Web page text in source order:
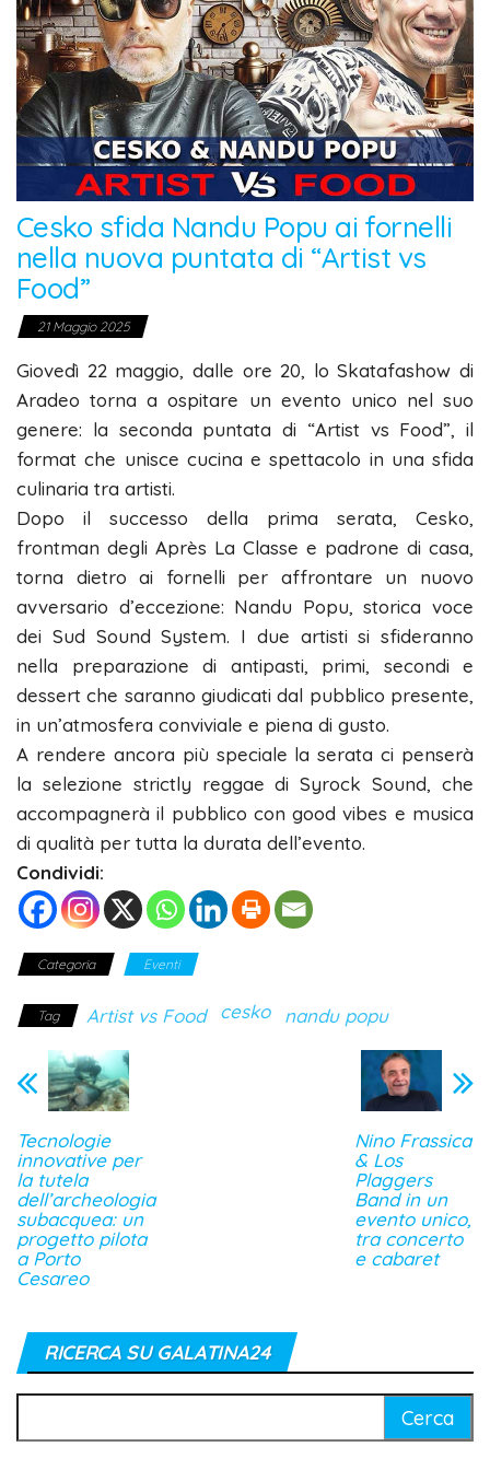
Cesko sfida Nandu Popu ai fornelli
nella nuova puntata di “Artist vs
Food”
21 Maggio 2025
Giovedì 22 maggio, dalle ore 20, lo Skatafashow di
Aradeo torna a ospitare un evento unico nel suo
genere: la seconda puntata di “Artist vs Food”, il
format che unisce cucina e spettacolo in una sfida
culinaria tra artisti.
Dopo il successo della prima serata, Cesko,
frontman degli Après La Classe e padrone di casa,
torna dietro ai fornelli per affrontare un nuovo
avversario d’eccezione: Nandu Popu, storica voce
dei Sud Sound System. I due artisti si sfideranno
nella preparazione di antipasti, primi, secondi e
dessert che saranno giudicati dal pubblico presente,
in un’atmosfera conviviale e piena di gusto.
A rendere ancora più speciale la serata ci penserà
la selezione strictly reggae di Syrock Sound, che
accompagnerà il pubblico con good vibes e musica
di qualità per tutta la durata dell’evento.
Condividi:
Categoria Eventi
Tag Artist vs Food cesko nandu popu
Tecnologie
innovative per
la tutela
dell’archeologia
subacquea: un
progetto pilota
a Porto
Cesareo
Nino Frassica
& Los
Plaggers
Band in un
evento unico,
tra concerto
e cabaret
RICERCA SU GALATINA24
per: